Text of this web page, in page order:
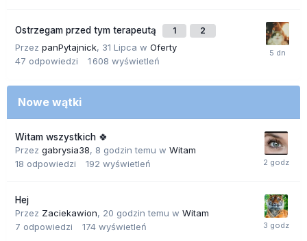
Ostrzegam przed tym terapeutą 1 2
Przez panPytajnick, 31 Lipca w Oferty
47 odpowiedzi 1 608 wyświetleń
Nowe wątki
Witam wszystkich 🍀
Przez gabrysia38, 8 godzin temu w Witam
18 odpowiedzi 192 wyświetleń
Hej
Przez Zaciekawion, 20 godzin temu w Witam
7 odpowiedzi 174 wyświetleń